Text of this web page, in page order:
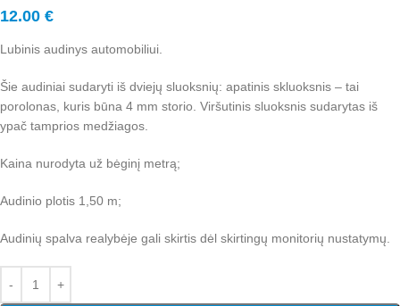
12.00 €
Lubinis audinys automobiliui.
Šie audiniai sudaryti iš dviejų sluoksnių: apatinis skluoksnis – tai
porolonas, kuris būna 4 mm storio. Viršutinis sluoksnis sudarytas iš
ypač tamprios medžiagos.
Kaina nurodyta už bėginį metrą;
Audinio plotis 1,50 m;
Audinių spalva realybėje gali skirtis dėl skirtingų monitorių nustatymų.